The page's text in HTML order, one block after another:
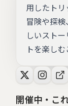
用したトリ
冒険や探
しいスト
トを楽しむ
開催中・こ